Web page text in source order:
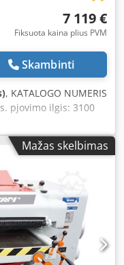
7 119 €
Fiksuota kaina plius PVM
Skambinti
, KATALOGO NUMERIS
pjovimo ilgis: 3100
maks. pjovimo plotis:
10 kW -
aukštis: 850 mm -
Ixpolyea -
1x170 mm -
mm - svoris apie:
pjauti – naudota
29 900 PLN
4,20 EUR (Kainos
Mažas skelbimas